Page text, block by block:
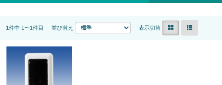
1件中 1〜1件目 並び替え 表示切替